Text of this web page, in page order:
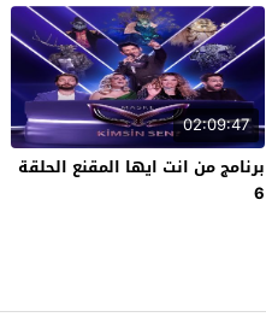
02:09:47
برنامج من انت ايها المقنع الحلقة
6